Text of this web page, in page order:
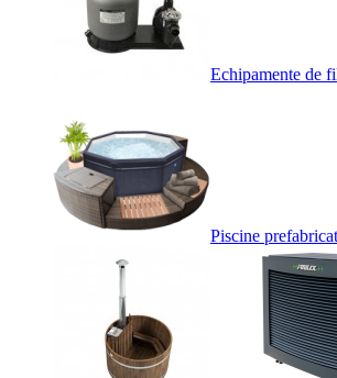
Echipamente de
Piscine